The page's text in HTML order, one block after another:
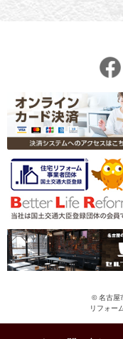
© 名古屋
リフォー